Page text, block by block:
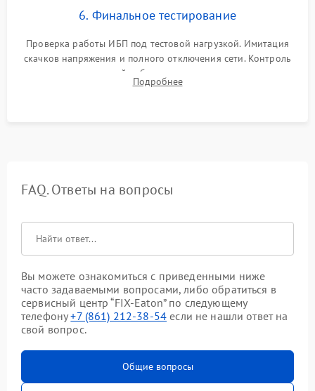
6. Финальное тестирование
Проверка работы ИБП под тестовой нагрузкой. Имитация
скачков напряжения и полного отключения сети. Контроль
времени автономной работы, температурного режима и
корректности формы выходного сигнала.
Подробнее
FAQ. Ответы на вопросы
Вы можете ознакомиться с приведенными ниже
часто задаваемыми вопросами, либо обратиться в
сервисный центр “FIX-Eaton” по следующему
телефону+7 (861) 212-38-54 если не нашли ответ на
свой вопрос.
Общие вопросы